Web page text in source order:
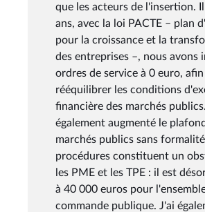
que les acteurs de l'insertion.
ans, avec la loi PACTE – plan
pour la croissance et la
des entreprises –, nous avons
ordres de service à 0 euro,
rééquilibrer les conditions
financière des marchés
également augmenté le
marchés publics sans
procédures constituent un
les PME et les TPE : il est
à 40 000 euros pour
commande publique. J'ai